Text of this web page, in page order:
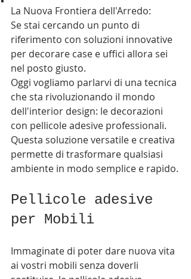
La Nuova Frontiera dell'Arredo:
Se stai cercando un punto di
riferimento con soluzioni innovative
per decorare case e uffici allora sei
nel posto giusto.
Oggi vogliamo parlarvi di una tecnica
che sta rivoluzionando il mondo
dell'interior design: le decorazioni
con pellicole adesive professionali.
Questa soluzione versatile e creativa
permette di trasformare qualsiasi
ambiente in modo semplice e rapido.
Pellicole adesive
per Mobili
Immaginate di poter dare nuova vita
ai vostri mobili senza doverli